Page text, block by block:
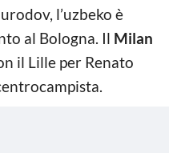
l’uzbeko è
al Bologna. Il Milan
il Lille per Renato